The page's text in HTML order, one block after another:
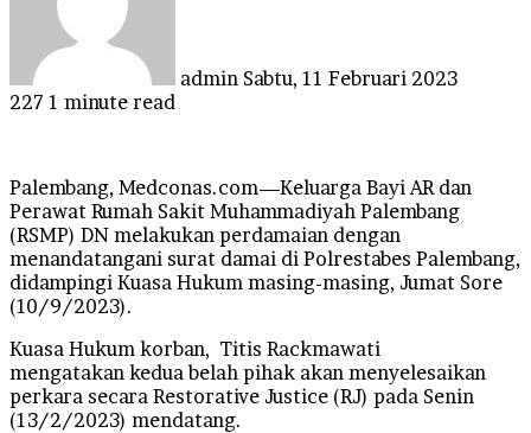
admin Sabtu, 11 Februari 2023
227 1 minute read
Palembang, Medconas.com—Keluarga Bayi AR dan
Perawat Rumah Sakit Muhammadiyah Palembang
(RSMP) DN melakukan perdamaian dengan
menandatangani surat damai di Polrestabes Palembang,
didampingi Kuasa Hukum masing-masing, Jumat Sore
(10/9/2023).
Kuasa Hukum korban, Titis Rackmawati
mengatakan kedua belah pihak akan menyelesaikan
perkara secara Restorative Justice (RJ) pada Senin
(13/2/2023) mendatang.